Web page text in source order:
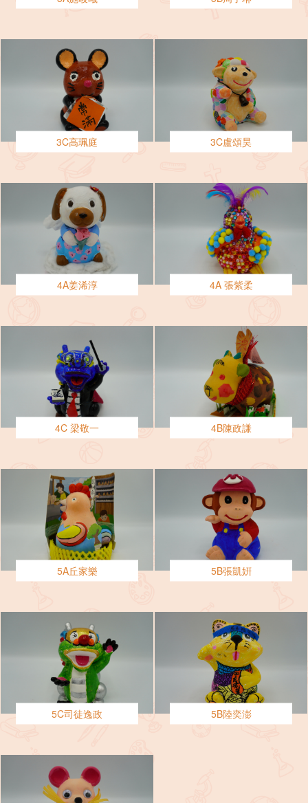
3C高珮庭 3C盧頌昊
4A姜浠淳 4A 張紫柔
4C 梁敬一 4B陳政謙
5A丘家樂 5B張凱姸
5C司徒逸政 5B陸奕澎